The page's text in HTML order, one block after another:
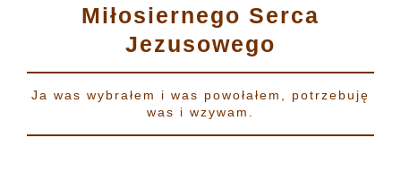
Miłosiernego Serca
Jezusowego
Ja was wybrałem i was powołałem, potrzebuję
was i wzywam.